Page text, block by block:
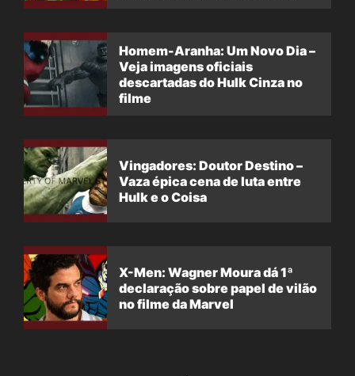
Homem-Aranha: Um Novo Dia –
Veja imagens oficiais
descartadas do Hulk Cinza no
filme
Vingadores: Doutor Destino –
Vaza épica cena de luta entre
Hulk e o Coisa
X-Men: Wagner Moura dá 1ª
declaração sobre papel de vilão
no filme da Marvel